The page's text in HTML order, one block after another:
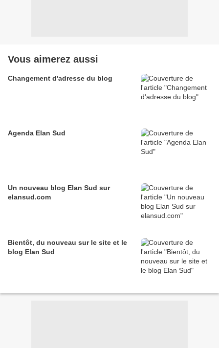
Vous aimerez aussi
Changement d'adresse du blog
Agenda Elan Sud
Un nouveau blog Elan Sud sur
elansud.com
Bientôt, du nouveau sur le site et le
blog Elan Sud